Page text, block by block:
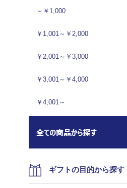
～￥1,000
￥1,001～￥2,000
￥2,001～￥3,000
￥3,001～￥4,000
￥4,001～
ギフトの目的から探す